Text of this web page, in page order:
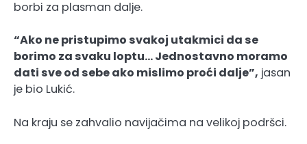
borbi za plasman dalje.
“Ako ne pristupimo svakoj utakmici da se
borimo za svaku loptu… Jednostavno moramo
dati sve od sebe ako mislimo proći dalje”, jasan
je bio Lukić.
Na kraju se zahvalio navijačima na velikoj podršci.